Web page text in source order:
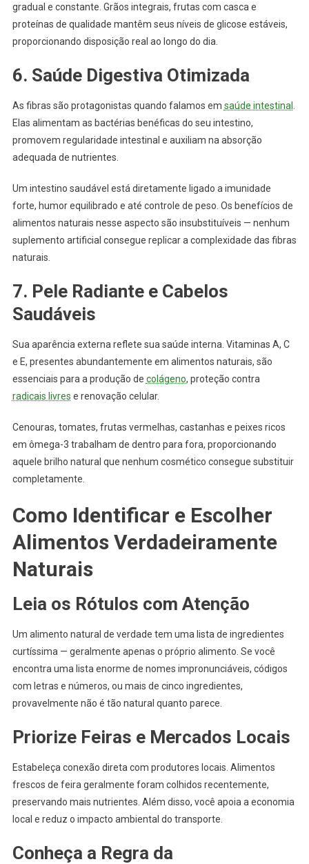
gradual e constante. Grãos integrais, frutas com casca e
proteínas de qualidade mantêm seus níveis de glicose estáveis,
proporcionando disposição real ao longo do dia.
6. Saúde Digestiva Otimizada
As fibras são protagonistas quando falamos em saúde intestinal
Elas alimentam as bactérias benéficas do seu intestino,
promovem regularidade intestinal e auxiliam na absorção
adequada de nutrientes.
Um intestino saudável está diretamente ligado a imunidade
forte, humor equilibrado e até controle de peso. Os benefícios de
alimentos naturais nesse aspecto são insubstituíveis — nenhum
suplemento artificial consegue replicar a complexidade das fibras
naturais.
7. Pele Radiante e Cabelos
Saudáveis
Sua aparência externa reflete sua saúde interna. Vitaminas A, C
e E, presentes abundantemente em alimentos naturais, são
essenciais para a produção de colágeno, proteção contra
radicais livres e renovação celular.
Cenouras, tomates, frutas vermelhas, castanhas e peixes ricos
em ômega-3 trabalham de dentro para fora, proporcionando
aquele brilho natural que nenhum cosmético consegue substituir
completamente.
Como Identificar e Escolher
Alimentos Verdadeiramente
Naturais
Leia os Rótulos com Atenção
Um alimento natural de verdade tem uma lista de ingredientes
curtíssima — geralmente apenas o próprio alimento. Se você
encontra uma lista enorme de nomes impronunciáveis, códigos
com letras e números, ou mais de cinco ingredientes,
provavelmente não é tão natural quanto parece.
Priorize Feiras e Mercados Locais
Estabeleça conexão direta com produtores locais. Alimentos
frescos de feira geralmente foram colhidos recentemente,
preservando mais nutrientes. Além disso, você apoia a economia
local e reduz o impacto ambiental do transporte.
Conheça a Regra da